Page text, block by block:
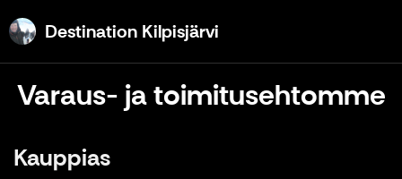
Destination Kilpisjärvi
Varaus- ja toimitusehtomme
Kauppias